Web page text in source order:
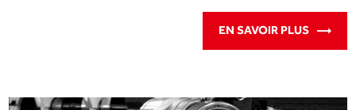
EN SAVOIR PLUS